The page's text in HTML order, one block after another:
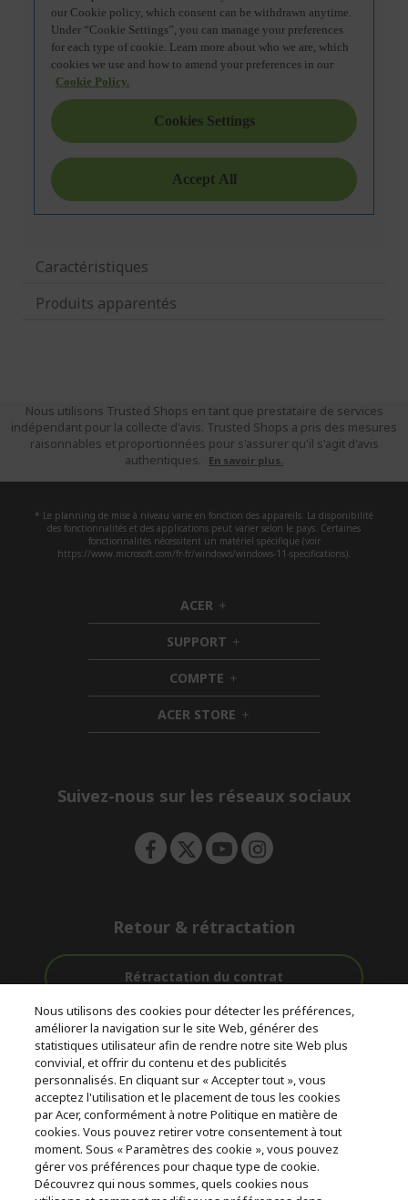
Caractéristiques
Produits apparentés
Nous utilisons Trusted Shops en tant que prestataire de services
indépendant pour la collecte d'avis. Trusted Shops a pris des mesures
raisonnables et proportionnées pour s'assurer qu'il s'agit d'avis
authentiques.
En savoir plus.
* Le planning de mise à niveau varie en fonction des appareils. La disponibilité
des fonctionnalités et des applications peut varier selon le pays. Certaines
fonctionnalités nécessitent un matériel spécifique (voir
https://www.microsoft.com/fr-fr/windows/windows-11-specifications).
ACER h
i
d
d
e
n
SUPPORT h
i
d
d
e
n
COMPTE h
i
d
d
ACER STORE h
i
e
Suivez-nous sur les réseaux sociaux
Retour & rétractation
Rétractation du contrat
Livraison
Gratuite
Accompagnement
avant et après-
vente
Avec 0%
D'intérêt
© 2026 Acer Inc.
CPYou BV est le revendeur et marchand agréé pour les produits et
services proposés au sein de ce magasin.
Nous utilisons des cookies pour détecter les préférences,
améliorer la navigation sur le site Web, générer des
statistiques utilisateur afin de rendre notre site Web plus
convivial, et offrir du contenu et des publicités
personnalisés. En cliquant sur « Accepter tout », vous
acceptez l'utilisation et le placement de tous les cookies
par Acer, conformément à notre Politique en matière de
cookies. Vous pouvez retirer votre consentement à tout
moment. Sous « Paramètres des cookie », vous pouvez
gérer vos préférences pour chaque type de cookie.
Découvrez qui nous sommes, quels cookies nous